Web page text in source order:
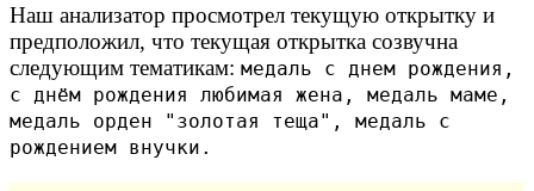
Наш анализатор просмотрел текущую открытку и
предположил, что текущая открытка созвучна
следующим тематикам: медаль с днем рождения,
с днём рождения любимая жена, медаль маме,
медаль орден "золотая теща", медаль с
рождением внучки.